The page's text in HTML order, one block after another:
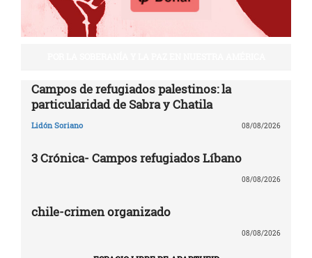
Campos de refugiados palestinos: la
particularidad de Sabra y Chatila
Lidón Soriano 08/08/2026
3 Crónica- Campos refugiados Líbano
08/08/2026
chile-crimen organizado
08/08/2026